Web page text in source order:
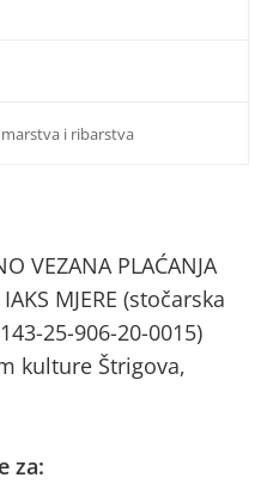
i ribarstva
VEZANA PLAĆANJA
MJERE (stočarska
25-906-20-0015)
kulture Štrigova,
za: